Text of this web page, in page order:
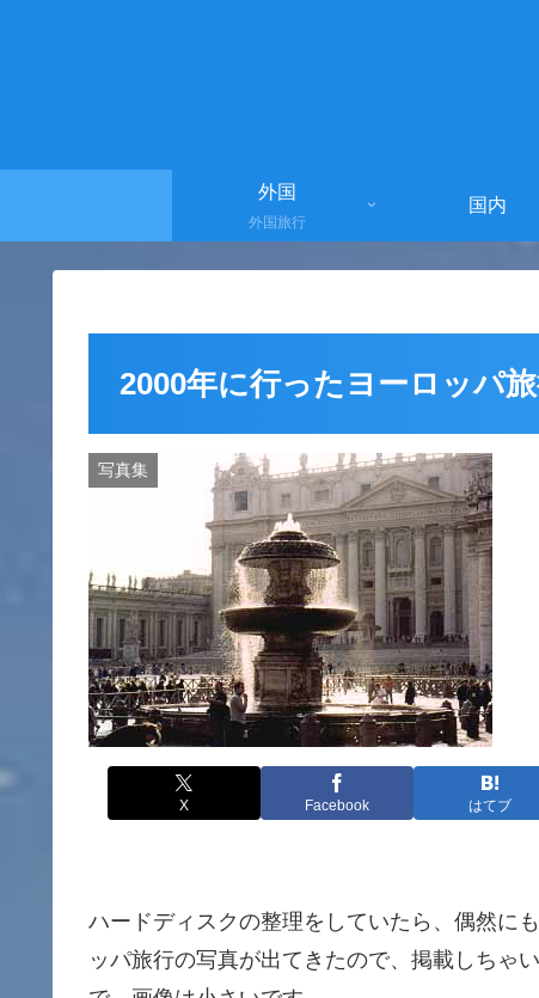
外国
外国旅行
国内
2000年に行ったヨーロッパ
写真集
X Facebook はてブ
ハードディスクの整理をしていたら、偶然に
ッパ旅行の写真が出てきたので、掲載しちゃ